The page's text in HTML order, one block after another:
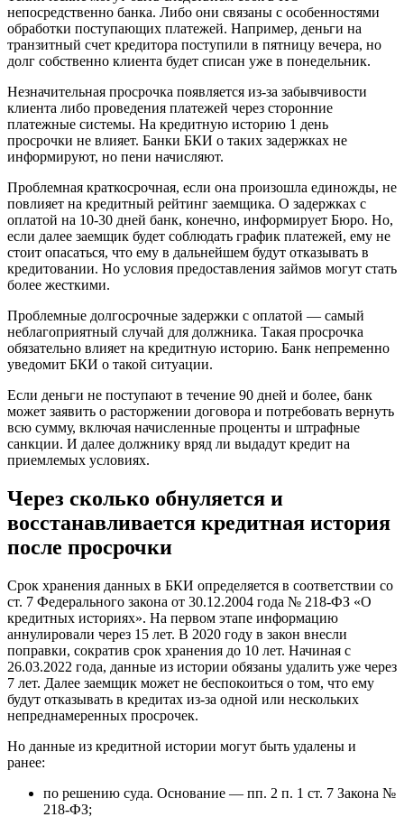
непосредственно банка. Либо они связаны с особенностями
обработки поступающих платежей. Например, деньги на
транзитный счет кредитора поступили в пятницу вечера, но
долг собственно клиента будет списан уже в понедельник.
Незначительная просрочка появляется из-за забывчивости
клиента либо проведения платежей через сторонние
платежные системы. На кредитную историю 1 день
просрочки не влияет. Банки БКИ о таких задержках не
информируют, но пени начисляют.
Проблемная краткосрочная, если она произошла единожды, не
повлияет на кредитный рейтинг заемщика. О задержках с
оплатой на 10-30 дней банк, конечно, информирует Бюро. Но,
если далее заемщик будет соблюдать график платежей, ему не
стоит опасаться, что ему в дальнейшем будут отказывать в
кредитовании. Но условия предоставления займов могут стать
более жесткими.
Проблемные долгосрочные задержки с оплатой — самый
неблагоприятный случай для должника. Такая просрочка
обязательно влияет на кредитную историю. Банк непременно
уведомит БКИ о такой ситуации.
Если деньги не поступают в течение 90 дней и более, банк
может заявить о расторжении договора и потребовать вернуть
всю сумму, включая начисленные проценты и штрафные
санкции. И далее должнику вряд ли выдадут кредит на
приемлемых условиях.
Через сколько обнуляется и
восстанавливается кредитная история
после просрочки
Срок хранения данных в БКИ определяется в соответствии со
ст. 7 Федерального закона от 30.12.2004 года № 218-ФЗ «О
кредитных историях». На первом этапе информацию
аннулировали через 15 лет. В 2020 году в закон внесли
поправки, сократив срок хранения до 10 лет. Начиная с
26.03.2022 года, данные из истории обязаны удалить уже через
7 лет. Далее заемщик может не беспокоиться о том, что ему
будут отказывать в кредитах из-за одной или нескольких
непреднамеренных просрочек.
Но данные из кредитной истории могут быть удалены и
ранее:
по решению суда. Основание — пп. 2 п. 1 ст. 7 Закона №
218-ФЗ;